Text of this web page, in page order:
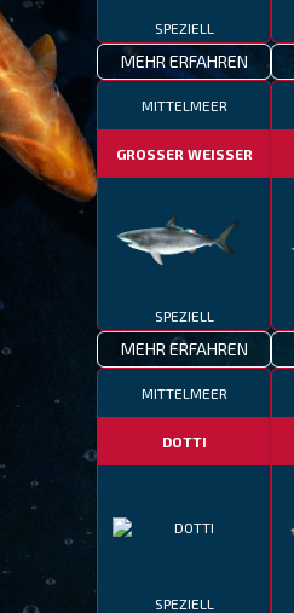
SPEZIELL
MEHR ERFAHREN
MITTELMEER
GROSSER WEISSER
SPEZIELL
MEHR ERFAHREN
MITTELMEER
DOTTI
SPEZIELL